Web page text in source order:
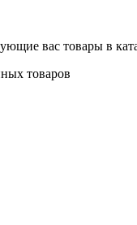
вас товары в
товаров